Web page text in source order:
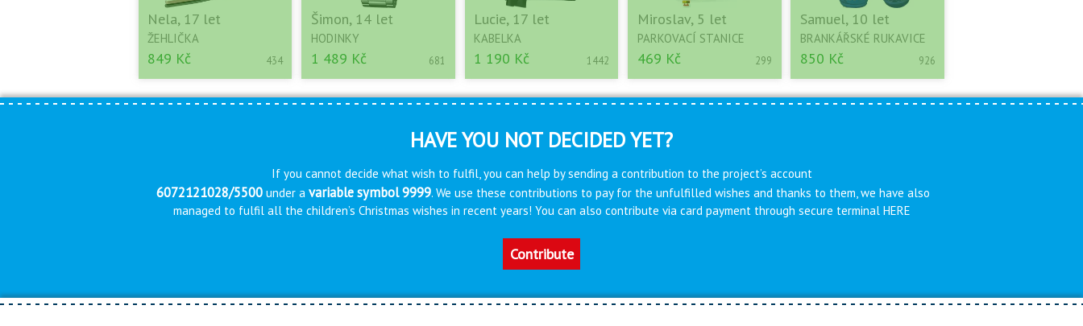
Nela, 17 let
ŽEHLIČKA
849 Kč 434
Šimon, 14 let
HODINKY
1 489 Kč 681
Lucie, 17 let
KABELKA
1 190 Kč 1442
Miroslav, 5 let
PARKOVACÍ STANICE
469 Kč 299
Samuel, 10 let
BRANKÁŘSKÉ RUKAVICE
850 Kč 926
HAVE YOU NOT DECIDED YET?
If you cannot decide what wish to fulfil, you can help by sending a contribution to the project’s account
6072121028/5500 under a variable symbol 9999. We use these contributions to pay for the unfulfilled wishes and thanks to them, we have also
managed to fulfil all the children’s Christmas wishes in recent years! You can also contribute via card payment through secure terminal HERE
Contribute